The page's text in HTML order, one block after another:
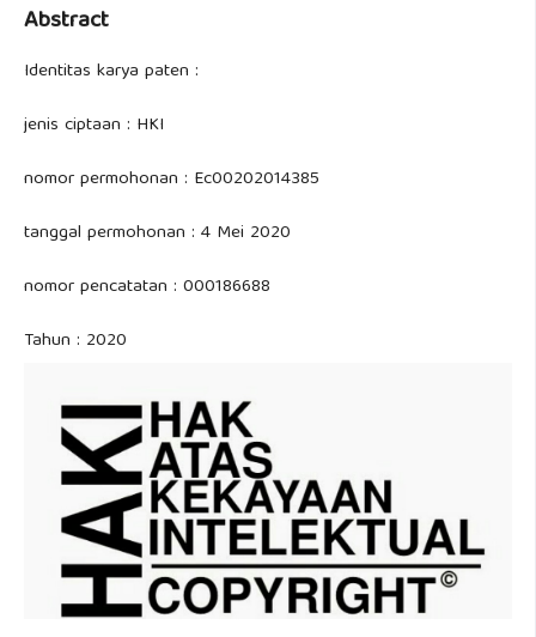
Abstract
Identitas karya paten :
jenis ciptaan : HKI
nomor permohonan : Ec00202014385
tanggal permohonan : 4 Mei 2020
nomor pencatatan : 000186688
Tahun : 2020